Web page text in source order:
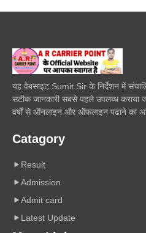
यह वेबसाइट Sumit Sir के निर्देशन में
सटीक जानकारी सबसे पहले उपलब्ध कराया
वर्षों से ऑनलाइन और ऑफलाइन पढाने का
Catagory
Result
Admission
Admit card
Latest Update